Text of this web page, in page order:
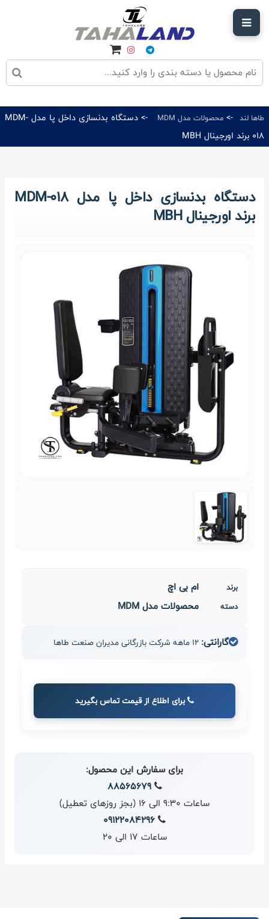
طاها لند ->محصولات مدل MDM
-> دستگاه بدنسازی داخل پا مدل MDM-
018 برند اورجینال MBH
دستگاه بدنسازی داخل پا مدل MDM-018
برند اورجینال MBH
برند ام بی اچ
دسته محصولات مدل MDM
گارانتی:
برای اطلاع از قیمت تماس بگیرید
برای سفارش این محصول:
88565679
ساعات 9:30 الی 16 (بجز روزهای تعطیل)
09122084296
ساعات 17 الی 20